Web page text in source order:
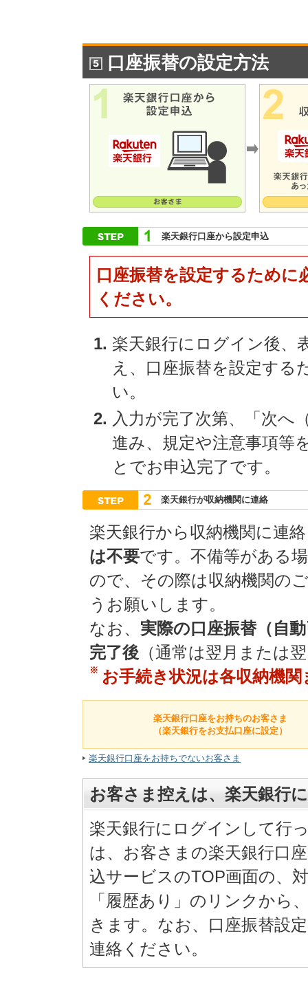
口座振替の設定方法
楽天銀行口座から設定申込
口座振替を設定するために
ください。
楽天銀行にログイン後、
え、口座振替を設定する
い。
入力が完了次第、「次へ
進み、規定や注意事項等
とでお申込完了です。
楽天銀行が収納機関に連絡
楽天銀行から収納機関に連
は不要です。不備等がある
ので、その際は収納機関の
うお願いします。
なお、 実際の口座振替（自
完了後 （通常は翌月または
※ お手続き状況は各収納機
楽天銀行口座をお持ちのお客さま
（楽天銀行をお支払口座に設定）
楽天銀行口座をお持ちでないお客さま
お客さま控えは、楽天銀行
楽天銀行にログインして行
は、お客さまの楽天銀行口
込サービスのTOP画面の、
「履歴あり」のリンクから
きます。なお、口座振替設
連絡ください。